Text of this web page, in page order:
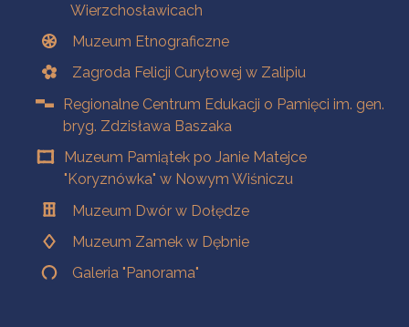
Wierzchosławicach
Muzeum Etnograficzne
Zagroda Felicji Curyłowej w Zalipiu
Regionalne Centrum Edukacji o Pamięci im. gen.
bryg. Zdzisława Baszaka
Muzeum Pamiątek po Janie Matejce
"Koryznówka" w Nowym Wiśniczu
Muzeum Dwór w Dołędze
Muzeum Zamek w Dębnie
Galeria "Panorama"